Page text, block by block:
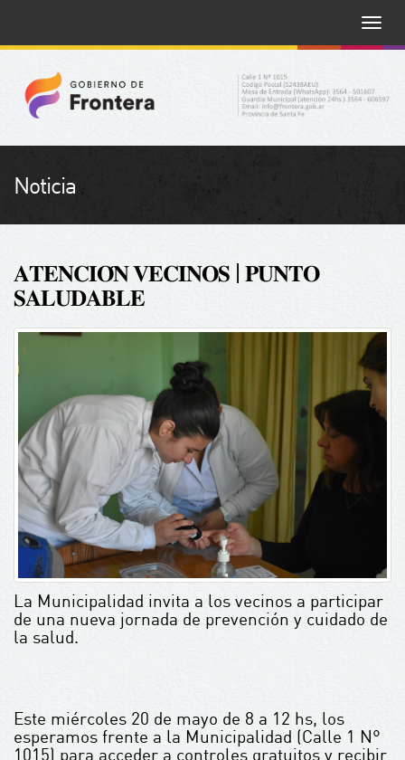
Toggle
Noticia
𝐀𝐓𝐄𝐍𝐂𝐈𝐎́𝐍 𝐕𝐄𝐂𝐈𝐍𝐎𝐒 | 𝐏𝐔𝐍𝐓𝐎
𝐒𝐀𝐋𝐔𝐃𝐀𝐁𝐋𝐄
La Municipalidad invita a los vecinos a participar
de una nueva jornada de prevención y cuidado de
la salud.
Este miércoles 20 de mayo de 8 a 12 hs, los
esperamos frente a la Municipalidad (Calle 1 N°
1015) para acceder a controles gratuitos y recibir